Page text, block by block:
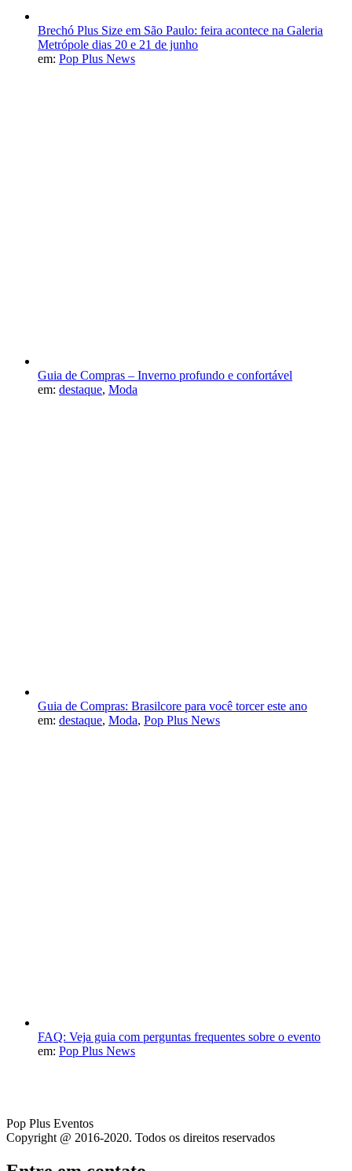
Brechó Plus Size em São Paulo: feira acontece na Galeria
Metrópole dias 20 e 21 de junho
em: Pop Plus News
Guia de Compras – Inverno profundo e confortável
em: destaque, Moda
Guia de Compras: Brasilcore para você torcer este ano
em: destaque, Moda, Pop Plus News
FAQ: Veja guia com perguntas frequentes sobre o evento
em: Pop Plus News
Pop Plus Eventos
Copyright @ 2016-2020. Todos os direitos reservados